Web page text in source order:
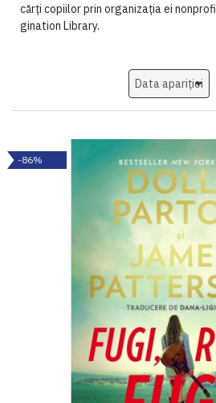
cărți copiilor prin organizația ei
gination Library.
-86%